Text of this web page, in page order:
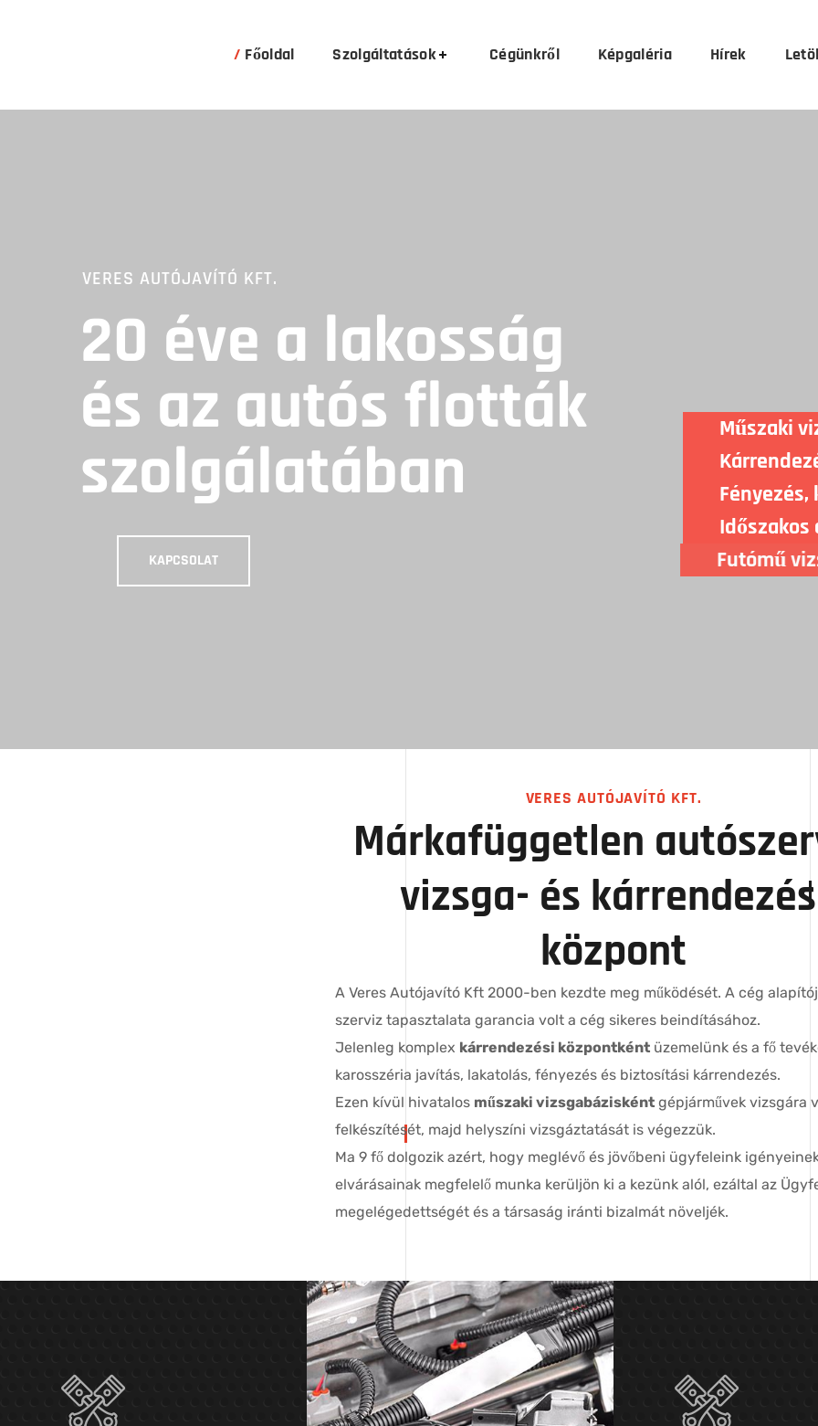
Főoldal Szolgáltatások Cégünkről Képgaléria Hírek
VERES AUTÓJAVÍTÓ KFT.
20 éve a lakosság
és az autós flották
szolgálatában
KAPCSOLAT
Műszaki
Futómű
VERES AUTÓJAVÍTÓ KFT.
Márkafüggetlen
vizsga- és
központ
A Veres Autójavító Kft 2000-ben kezdte meg működését. A cég
szerviz tapasztalata garancia volt a cég sikeres beindításához.
Jelenleg komplex kárrendezési központként üzemelünk és a fő
karosszéria javítás, lakatolás, fényezés és biztosítási kárrendezés.
Ezen kívül hivatalos műszaki vizsgabázisként gépjárművek vizsgára
felkészítését, majd helyszíni vizsgáztatását is végezzük.
Ma 9 fő dolgozik azért, hogy meglévő és jövőbeni ügyfeleink
elvárásainak megfelelő munka kerüljön ki a kezünk alól, ezáltal az
megelégedettségét és a társaság iránti bizalmát növeljék.